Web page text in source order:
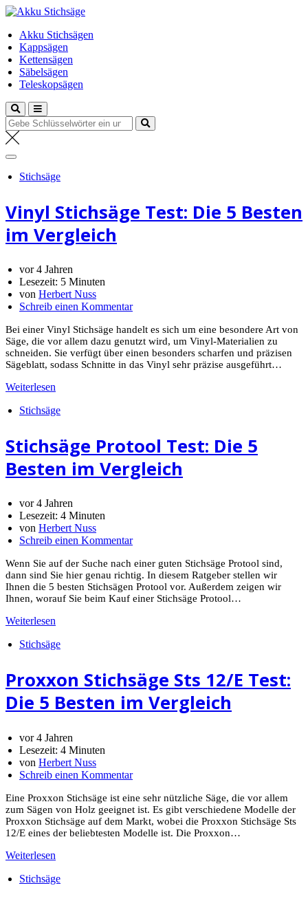
Zum
springen
Dein Experte
Akku Stichsägen
Kappsägen
Kettensägen
Säbelsägen
Teleskopsägen
Suche
nach:
Stichsäge
Vinyl Stichsäge Test: Die 5 Besten
im Vergleich
vor 4 Jahren
Lesezeit: 5 Minuten
von Herbert Nuss
Schreib einen Kommentar
Bei einer Vinyl Stichsäge handelt es sich um eine besondere Art von
Säge, die vor allem dazu genutzt wird, um Vinyl-Materialien zu
schneiden. Sie verfügt über einen besonders scharfen und präzisen
Sägeblatt, sodass Schnitte in das Vinyl sehr präzise ausgeführt…
Weiterlesen
Stichsäge
Stichsäge Protool Test: Die 5
Besten im Vergleich
vor 4 Jahren
Lesezeit: 4 Minuten
von Herbert Nuss
Schreib einen Kommentar
Wenn Sie auf der Suche nach einer guten Stichsäge Protool sind,
dann sind Sie hier genau richtig. In diesem Ratgeber stellen wir
Ihnen die 5 besten Stichsägen Protool vor. Außerdem zeigen wir
Ihnen, worauf Sie beim Kauf einer Stichsäge Protool…
Weiterlesen
Stichsäge
Proxxon Stichsäge Sts 12/E Test:
Die 5 Besten im Vergleich
vor 4 Jahren
Lesezeit: 4 Minuten
von Herbert Nuss
Schreib einen Kommentar
Eine Proxxon Stichsäge ist eine sehr nützliche Säge, die vor allem
zum Sägen von Holz geeignet ist. Es gibt verschiedene Modelle der
Proxxon Stichsäge auf dem Markt, wobei die Proxxon Stichsäge Sts
12/E eines der beliebtesten Modelle ist. Die Proxxon…
Weiterlesen
Stichsäge